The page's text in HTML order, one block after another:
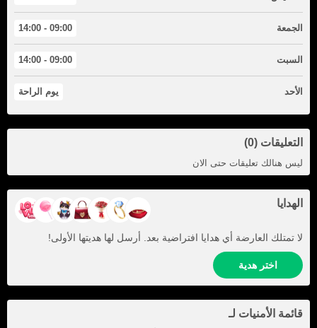
الجمعة 09:00 - 14:00
السبت 09:00 - 14:00
الأحد يوم الراحة
التعليقات (0)
ليس هنالك تعليقات حتى الان
الهدايا
لا تمتلك العارضة أي هدايا افتراضية بعد. أرسل لها هديتها الأولى!
اختر هدية
قائمة الأمنيات لـ